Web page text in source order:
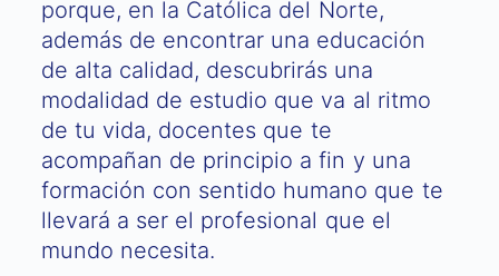
porque, en la Católica del Norte,
además de encontrar una educación
de alta calidad, descubrirás una
modalidad de estudio que va al ritmo
de tu vida, docentes que te
acompañan de principio a fin y una
formación con sentido humano que te
llevará a ser el profesional que el
mundo necesita.